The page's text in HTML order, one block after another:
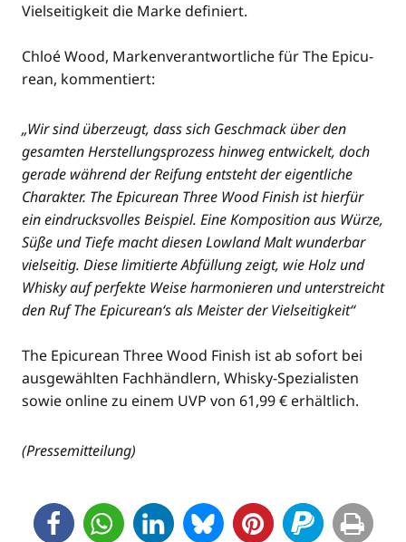
Viel­sei­tig­keit die Mar­ke defi­niert.
Chloé Wood, Mar­ken­ver­ant­wort­li­che für The Epi­cu­
re­an, kommentiert:
„Wir sind über­zeugt, dass sich Geschmack über den
gesam­ten Her­stel­lungs­pro­zess hin­weg ent­wi­ckelt, doch
gera­de wäh­rend der Rei­fung ent­steht der eigent­li­che
Cha­rak­ter. The Epi­cu­re­an Three Wood Finish ist hier­für
ein ein­drucks­vol­les Bei­spiel. Eine Kom­po­si­ti­on aus Wür­ze,
Süße und Tie­fe macht die­sen Low­land Malt wun­der­bar
viel­sei­tig. Die­se limi­tier­te Abfül­lung zeigt, wie Holz und
Whis­ky auf per­fek­te Wei­se har­mo­nie­ren und unter­streicht
den Ruf The Epicurean‘s als Meis­ter der Viel­sei­tig­keit“
The Epi­cu­re­an Three Wood Finish ist ab sofort bei
aus­ge­wähl­ten Fach­händ­lern, Whis­ky-Spe­zia­lis­ten
sowie online zu einem UVP von 61,99 € erhältlich.
(Pres­se­mit­tei­lung)